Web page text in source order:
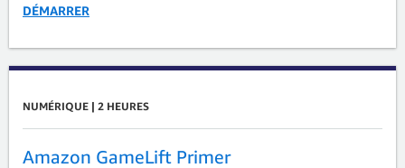
DÉMARRER
NUMÉRIQUE | 2 HEURES
Amazon GameLift Primer